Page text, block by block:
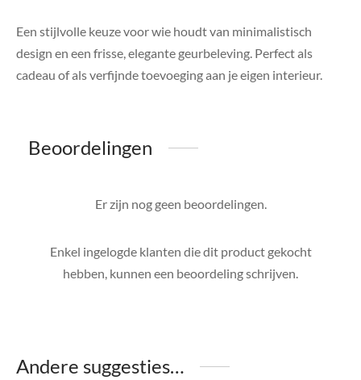
Een stijlvolle keuze voor wie houdt van minimalistisch
design en een frisse, elegante geurbeleving. Perfect als
cadeau of als verfijnde toevoeging aan je eigen interieur.
Beoordelingen
Er zijn nog geen beoordelingen.
Enkel ingelogde klanten die dit product gekocht
hebben, kunnen een beoordeling schrijven.
Andere suggesties…